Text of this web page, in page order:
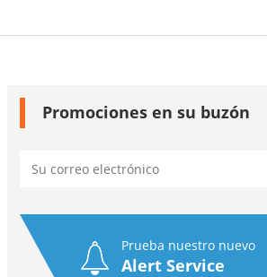
Promociones en su buzón
Prueba nuestro nuevo
Alert Service